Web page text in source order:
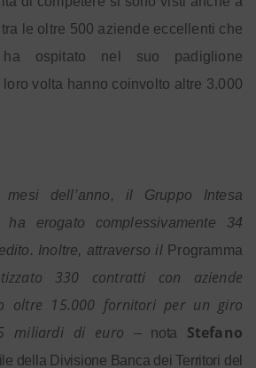
tra le oltre 500 aziende eccellenti che
ha ospitato nel suo padiglione
loro volta hanno coinvolto altre 3.000
dell’anno, il Gruppo Intesa
erogato complessivamente 34
Inoltre, attraverso il Programma
330 contratti con aziende
oltre 15.000 fornitori per un giro
miliardi di euro
– nota Stefano
della Divisione Banca dei Territori del